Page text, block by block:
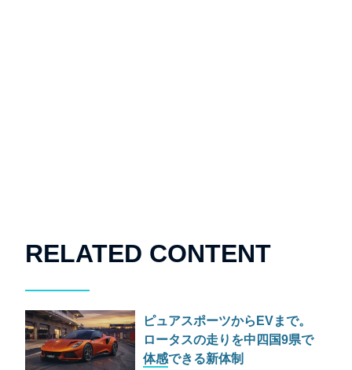
RELATED CONTENT
ピュアスポーツからEVまで。
ロータスの走りを中四国9県で
体感できる新体制